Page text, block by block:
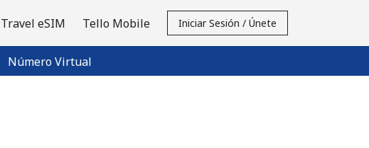
Número Virtual
Travel eSIM Tello Mobile Iniciar Sesión / Únete